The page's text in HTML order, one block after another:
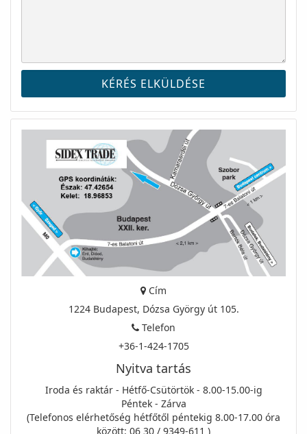
Cím
1224 Budapest, Dózsa György út 105.
Telefon
+36-1-424-1705
Nyitva tartás
Iroda és raktár - Hétfő-Csütörtök - 8.00-15.00-ig
Péntek - Zárva
(Telefonos elérhetőség hétfőtől péntekig 8.00-17.00 óra
között: 06 30 / 9349-611 )